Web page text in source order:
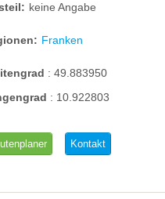
keine Angabe
Franken
:49.883950
: 10.922803
Kontakt